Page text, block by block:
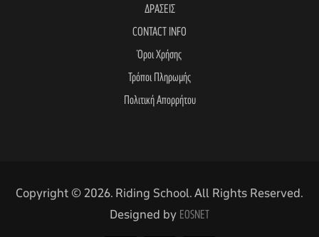
ΔΡΑΣΕΙΣ
CONTACT INFO
Όροι Χρήσης
Τρόποι Πληρωμής
Πολιτική Απορρήτου
Copyright © 2026. Riding School. All Rights Reserved.
Designed by EOSNET